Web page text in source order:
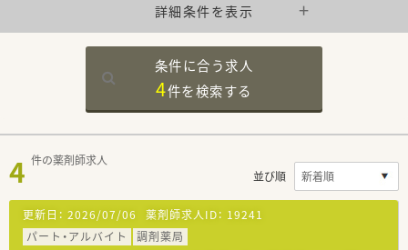
詳細条件を表示
条件に合う求人
4件を検索する
4 件の薬剤師求人
並び順
更新日： 2026/07/06 薬剤師求人ID： 19241
パート・アルバイト
調剤薬局